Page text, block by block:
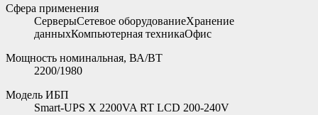
Сфера применения
СерверыСетевое оборудованиеХранение
данныхКомпьютерная техникаОфис
Мощность номинальная, ВА/ВТ
2200/1980
Модель ИБП
Smart-UPS X 2200VA RT LCD 200-240V